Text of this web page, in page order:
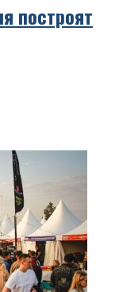
построят